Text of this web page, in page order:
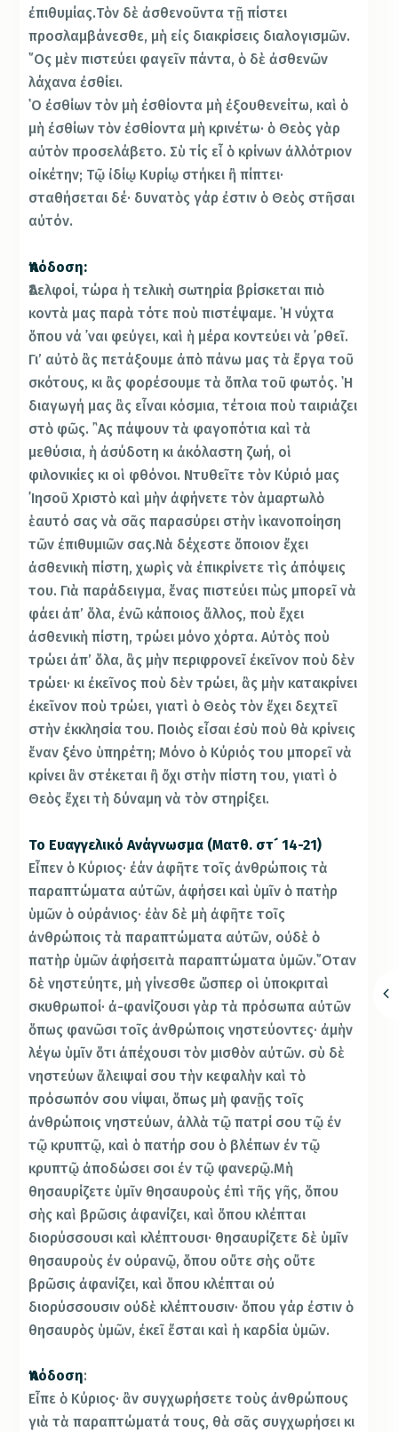
ἐπιθυμίας.Τὸν δὲ ἀσθενοῦντα τῇ πίστει
προσλαμβάνεσθε, μὴ εἰς διακρίσεις διαλογισμῶν.
῞Ος μὲν πιστεύει φαγεῖν πάντα, ὁ δὲ ἀσθενῶν
λάχανα ἐσθίει.
῾Ο ἐσθίων τὸν μὴ ἐσθίοντα μὴ ἐξουθενείτω, καὶ ὁ
μὴ ἐσθίων τὸν ἐσθίοντα μὴ κρινέτω· ὁ Θεὸς γὰρ
αὐτὸν προσελάβετο. Σὺ τίς εἶ ὁ κρίνων ἀλλότριον
οἰκέτην; Τῷ ἰδίῳ Κυρίῳ στήκει ἢ πίπτει·
σταθήσεται δέ· δυνατὸς γάρ ἐστιν ὁ Θεὸς στῆσαι
αὐτόν.
Ἀπόδοση:
Ἀδελφοί, τώρα ἡ τελικὴ σωτηρία βρίσκεται πιὸ
κοντὰ μας παρὰ τότε ποὺ πιστέψαμε. ῾Η νύχτα
ὅπου νά ᾿ναι φεύγει, καὶ ἡ μέρα κοντεύει νὰ ᾿ρθεῖ.
Γι’ αὐτὸ ἂς πετάξουμε ἀπὸ πάνω μας τὰ ἔργα τοῦ
σκότους, κι ἂς φορέσουμε τὰ ὅπλα τοῦ φωτός. ῾Η
διαγωγή μας ἂς εἶναι κόσμια, τέτοια ποὺ ταιριάζει
στὸ φῶς. ῍Ας πάψουν τὰ φαγοπότια καὶ τὰ
μεθύσια, ἡ ἀσύδοτη κι ἀκόλαστη ζωή, οἱ
φιλονικίες κι οἱ φθόνοι. Ντυθεῖτε τὸν Κύριό μας
᾿Ιησοῦ Χριστὸ καὶ μὴν ἀφήνετε τὸν ἁμαρτωλὸ
ἑαυτό σας νὰ σᾶς παρασύρει στὴν ἱκανοποίηση
τῶν ἐπιθυμιῶν σας.Νὰ δέχεστε ὅποιον ἔχει
ἀσθενικὴ πίστη, χωρὶς νὰ ἐπικρίνετε τὶς ἀπόψεις
του. Γιὰ παράδειγμα, ἕνας πιστεύει πὼς μπορεῖ νὰ
φάει ἀπ’ ὅλα, ἐνῶ κάποιος ἄλλος, ποὺ ἔχει
ἀσθενικὴ πίστη, τρώει μόνο χόρτα. Αὐτὸς ποὺ
τρώει ἀπ’ ὅλα, ἂς μὴν περιφρονεῖ ἐκεῖνον ποὺ δὲν
τρώει· κι ἐκεῖνος ποὺ δὲν τρώει, ἂς μὴν κατακρίνει
ἐκεῖνον ποὺ τρώει, γιατὶ ὁ Θεὸς τὸν ἔχει δεχτεῖ
στὴν ἐκκλησία του. Ποιὸς εἶσαι ἐσὺ ποὺ θὰ κρίνεις
ἕναν ξένο ὑπηρέτη; Μόνο ὁ Κύριός του μπορεῖ νὰ
κρίνει ἂν στέκεται ἢ ὄχι στὴν πίστη του, γιατὶ ὁ
Θεὸς ἔχει τὴ δύναμη νὰ τὸν στηρίξει.
Το Ευαγγελικό Ανάγνωσμα (Ματθ. στ´ 14-21)
Εἶπεν ὁ Κύριος· ἐάν ἀφῆτε τοῖς ἀνθρώποις τὰ
παραπτώματα αὐτῶν, ἀφήσει καὶ ὑμῖν ὁ πατὴρ
ὑμῶν ὁ οὐράνιος· ἐὰν δὲ μὴ ἀφῆτε τοῖς
ἀνθρώποις τὰ παραπτώματα αὐτῶν, οὐδὲ ὁ
πατὴρ ὑμῶν ἀφήσειτὰ παραπτώματα ὑμῶν.῞Οταν
δὲ νηστεύητε, μὴ γίνεσθε ὥσπερ οἱ ὑποκριταὶ
σκυθρωποί· ἀ-φανίζουσι γὰρ τὰ πρόσωπα αὐτῶν
ὅπως φανῶσι τοῖς ἀνθρώποις νηστεύοντες· ἀμὴν
λέγω ὑμῖν ὅτι ἀπέχουσι τὸν μισθὸν αὐτῶν. σὺ δὲ
νηστεύων ἄλειψαί σου τὴν κεφαλὴν καὶ τὸ
πρόσωπόν σου νίψαι, ὅπως μὴ φανῇς τοῖς
ἀνθρώποις νηστεύων, ἀλλὰ τῷ πατρί σου τῷ ἐν
τῷ κρυπτῷ, καὶ ὁ πατήρ σου ὁ βλέπων ἐν τῷ
κρυπτῷ ἀποδώσει σοι ἐν τῷ φανερῷ.Μὴ
θησαυρίζετε ὑμῖν θησαυροὺς ἐπὶ τῆς γῆς, ὅπου
σὴς καὶ βρῶσις ἀφανίζει, καὶ ὅπου κλέπται
διορύσσουσι καὶ κλέπτουσι· θησαυρίζετε δὲ ὑμῖν
θησαυροὺς ἐν οὐρανῷ, ὅπου οὔτε σὴς οὔτε
βρῶσις ἀφανίζει, καὶ ὅπου κλέπται οὐ
διορύσσουσιν οὐδὲ κλέπτουσιν· ὅπου γάρ ἐστιν ὁ
θησαυρὸς ὑμῶν, ἐκεῖ ἔσται καὶ ἡ καρδία ὑμῶν.
Ἀπόδοση:
Εἶπε ὁ Κύριος· ἂν συγχωρήσετε τοὺς ἀνθρώπους
γιὰ τὰ παραπτώματά τους, θὰ σᾶς συγχωρήσει κι